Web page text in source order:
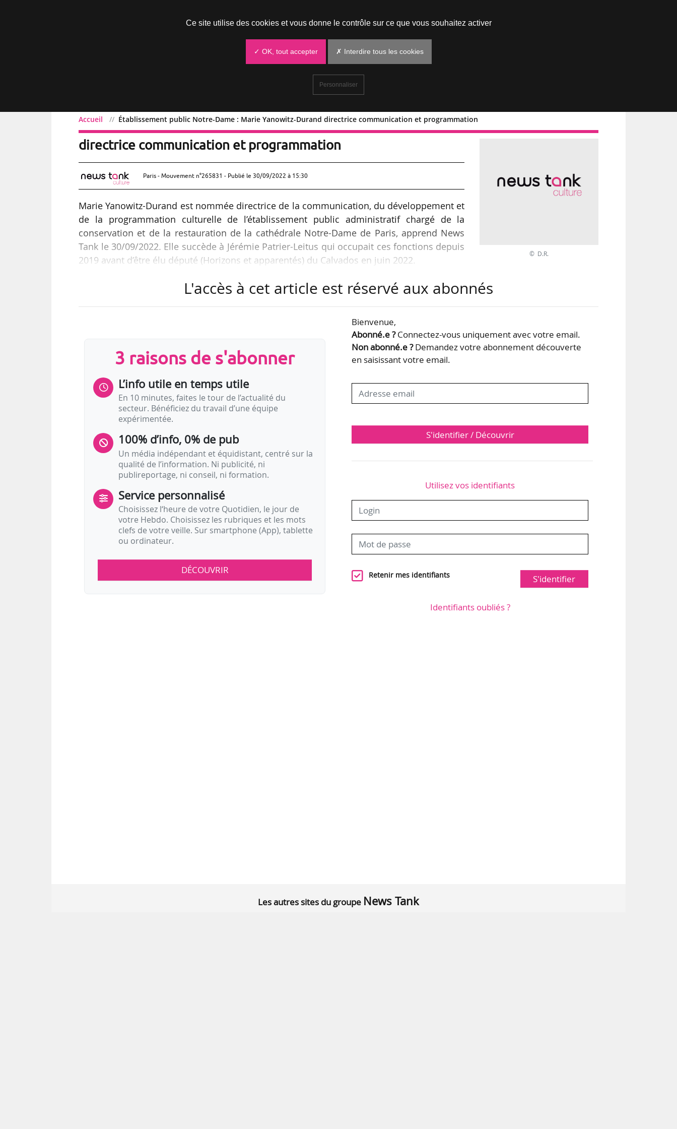
Accueil Établissement public Notre-Dame : Marie Yanowitz-Durand directrice communication et programmation
Établissement public Notre-Dame : Marie Yanowitz-Durand
directrice communication et programmation
Paris - Mouvement n°265831 - Publié le 30/09/2022 à 15:30
Marie Yanowitz-Durand est nommée directrice de la communication, du développement et
de la programmation culturelle de l’établissement public administratif chargé de la
conservation et de la restauration de la cathédrale Notre-Dame de Paris, apprend News
Tank le 30/09/2022. Elle succède à Jérémie Patrier-Leitus qui occupait ces fonctions depuis
2019 avant d’être élu député (Horizons et apparentés) du Calvados en juin 2022.
Marie Yanowitz-Durand était cheffe adjointe de la communication au secrétariat général
Travail, des Solidarités et de la Santé, du Handicap et de l’Égalité entre les femmes et les
© D.R.
L'accès à cet article est réservé aux abonnés
3 raisons de s'abonner
L’info utile en temps utile
En 10 minutes, faites le tour de l’actualité du
secteur. Bénéficiez du travail d’une équipe
expérimentée.
100% d’info, 0% de pub
Un média indépendant et équidistant, centré sur la
qualité de l’information. Ni publicité, ni
publireportage, ni conseil, ni formation.
Service personnalisé
Choisissez l‘heure de votre Quotidien, le jour de
votre Hebdo. Choisissez les rubriques et les mots
clefs de votre veille. Sur smartphone (App), tablette
ou ordinateur.
DÉCOUVRIR
Bienvenue,
Abonné.e ?Connectez-vous uniquement avec votre email.
Non abonné.e ?Demandez votre abonnement découverte
en saisissant votre email.
S'identifier / Découvrir
Utilisez vos identifiants
Retenir mes identifiants S'identifier
Identifiants oubliés ?
Les autres sites du groupe News Tank
Ce site utilise des cookies et vous donne le contrôle sur ce que vous souhaitez activer
✓ OK, tout accepter ✗ Interdire tous les cookies
Personnaliser